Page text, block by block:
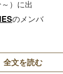
）に出
のメンバ
全文を読む